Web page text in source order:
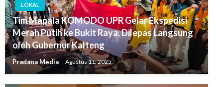
LOKAL
Tim Mapala KOMODO UPR Gelar Ekspedisi
Merah Putih ke Bukit Raya, Dilepas Langsung
oleh Gubernur Kalteng
Pradana Media Agustus 11, 2025